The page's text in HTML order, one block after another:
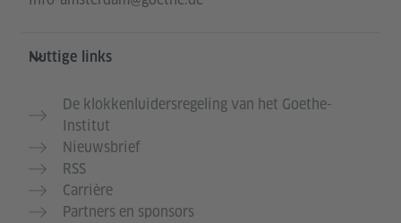
Nuttige links
De klokkenluidersregeling van het Goethe-
Institut
Nieuwsbrief
RSS
Carrière
Partners en sponsors